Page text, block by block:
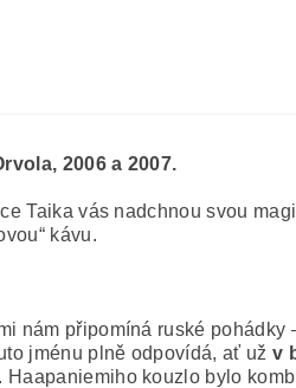
2006 a 2007.
Taika vás nadchnou svou
kávu.
nám připomíná ruské
jménu plně odpovídá, ať už v
. Haapaniemiho kouzlo bylo